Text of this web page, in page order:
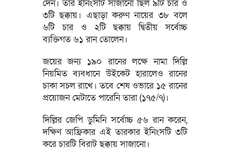
দেন। তার ইনিংসটি সাজানো ছিল ৯টি চার ও
৩টি ছক্কায়। এছাড়া করুণ নায়ের ৩৮ বলে
৬টি চার ও ২টি ছক্কায় দ্বিতীয় সর্বোচ্চ
ব্যক্তিগত ৬১ রান তোলেন।
জয়ের জন্য ১৯০ রানের লক্ষে নামা দিল্লি
নিয়মিত ব্যবধানে উইকেট হারালেও রানের
চাকা সচল রাখে। তবে শেষ ওভারে ১৫ রানের
প্রয়োজন মেটাতে পারেনি তারা (১৭৫/৭)।
দিল্লির জেপি ডুমিনি সর্বোচ্চ ৫৬ রান করেন,
দক্ষিণ আফ্রিকার এই তারকার ইনিংসটি ৩টি
করে চারটি বিরাট ছক্কায় সাজানো।